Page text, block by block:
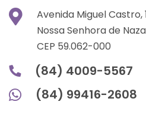
Avenida Miguel Castro,
Nossa Senhora de
CEP 59.062-000
(84) 4009-5567
(84) 99416-2608